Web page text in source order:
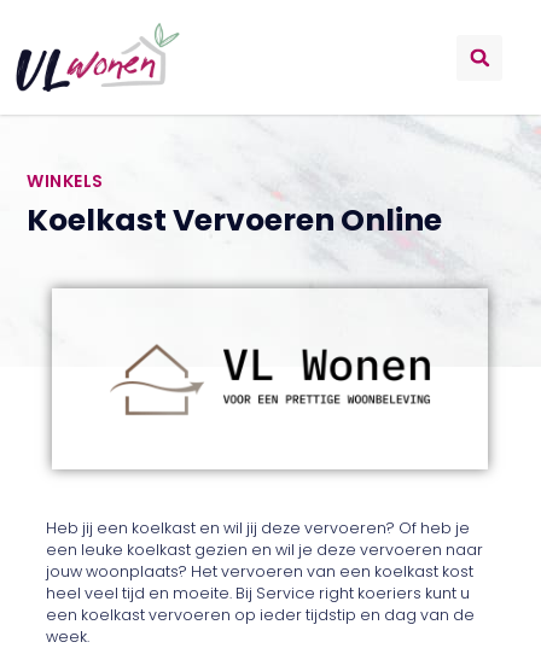
WINKELS
Koelkast Vervoeren Online
Heb jij een koelkast en wil jij deze vervoeren? Of heb je
een leuke koelkast gezien en wil je deze vervoeren naar
jouw woonplaats? Het vervoeren van een koelkast kost
heel veel tijd en moeite. Bij Service right koeriers kunt u
een koelkast vervoeren op ieder tijdstip en dag van de
week.